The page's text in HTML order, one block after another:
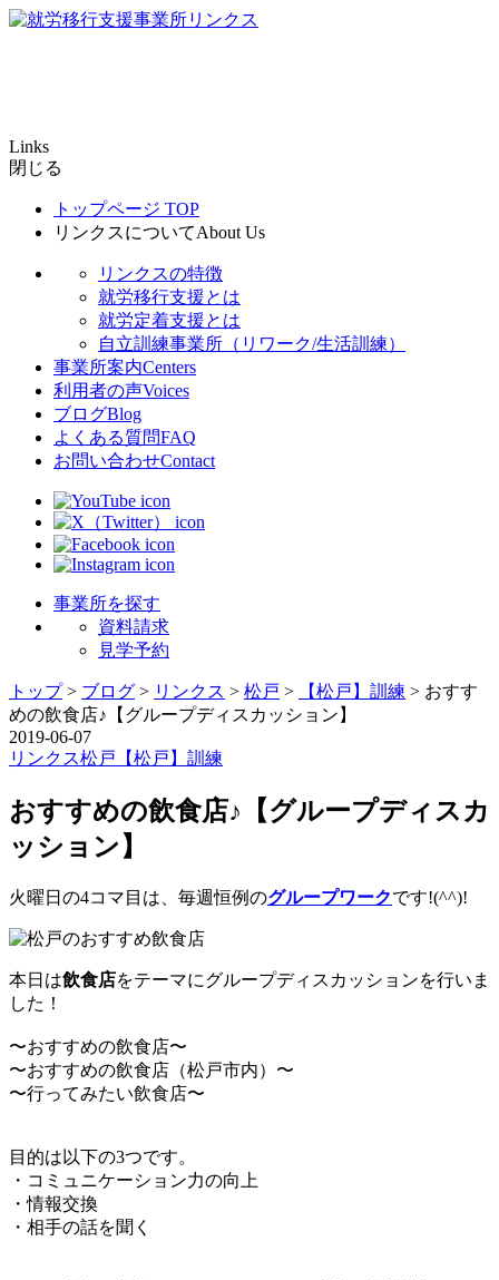
Links
閉じる
トップページ TOP
リンクスについてAbout Us
リンクスの特徴
就労移行支援とは
就労定着支援とは
自立訓練事業所（リワーク/生活訓練）
事業所案内Centers
利用者の声Voices
ブログBlog
よくある質問FAQ
お問い合わせContact
事業所を探す
資料請求
見学予約
トップ> ブログ > リンクス > 松戸 > 【松戸】訓練 > おすす
めの飲食店♪【グループディスカッション】
2019-06-07
リンクス松戸 【松戸】訓練
おすすめの飲食店♪【グループディスカ
ッション】
火曜日の4コマ目は、毎週恒例のグループワークです!(^^)!
本日は飲食店をテーマにグループディスカッションを行いま
した！
〜おすすめの飲食店〜
〜おすすめの飲食店（松戸市内）〜
〜行ってみたい飲食店〜
目的は以下の3つです。
・コミュニケーション力の向上
・情報交換
・相手の話を聞く